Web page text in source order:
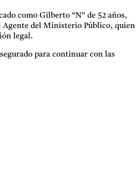
como Gilberto “N” de 52 años,
Agente del Ministerio Público, quien
legal.
para continuar con las